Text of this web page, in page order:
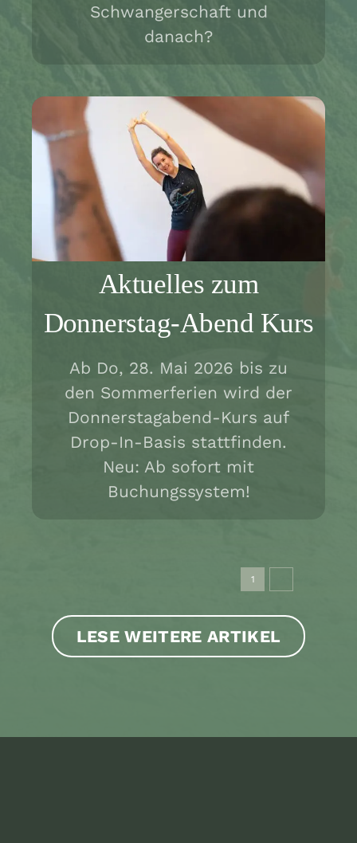
Schwangerschaft und
danach?
Aktuelles zum
Donnerstag-Abend Kurs
Ab Do, 28. Mai 2026 bis zu
den Sommerferien wird der
Donnerstagabend-Kurs auf
Drop-In-Basis stattfinden.
Neu: Ab sofort mit
Buchungssystem!
1
LESE WEITERE ARTIKEL